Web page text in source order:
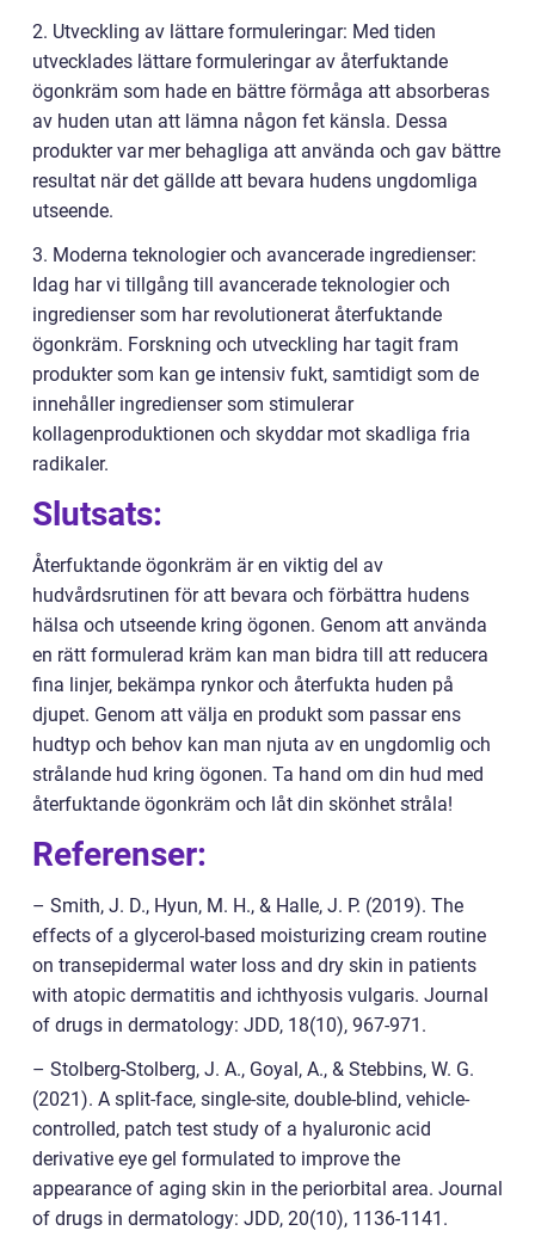
2. Utveckling av lättare formuleringar: Med tiden
utvecklades lättare formuleringar av återfuktande
ögonkräm som hade en bättre förmåga att absorberas
av huden utan att lämna någon fet känsla. Dessa
produkter var mer behagliga att använda och gav bättre
resultat när det gällde att bevara hudens ungdomliga
utseende.
3. Moderna teknologier och avancerade ingredienser:
Idag har vi tillgång till avancerade teknologier och
ingredienser som har revolutionerat återfuktande
ögonkräm. Forskning och utveckling har tagit fram
produkter som kan ge intensiv fukt, samtidigt som de
innehåller ingredienser som stimulerar
kollagenproduktionen och skyddar mot skadliga fria
radikaler.
Slutsats:
Återfuktande ögonkräm är en viktig del av
hudvårdsrutinen för att bevara och förbättra hudens
hälsa och utseende kring ögonen. Genom att använda
en rätt formulerad kräm kan man bidra till att reducera
fina linjer, bekämpa rynkor och återfukta huden på
djupet. Genom att välja en produkt som passar ens
hudtyp och behov kan man njuta av en ungdomlig och
strålande hud kring ögonen. Ta hand om din hud med
återfuktande ögonkräm och låt din skönhet stråla!
Referenser:
– Smith, J. D., Hyun, M. H., & Halle, J. P. (2019). The
effects of a glycerol-based moisturizing cream routine
on transepidermal water loss and dry skin in patients
with atopic dermatitis and ichthyosis vulgaris. Journal
of drugs in dermatology: JDD, 18(10), 967-971.
– Stolberg-Stolberg, J. A., Goyal, A., & Stebbins, W. G.
(2021). A split-face, single-site, double-blind, vehicle-
controlled, patch test study of a hyaluronic acid
derivative eye gel formulated to improve the
appearance of aging skin in the periorbital area. Journal
of drugs in dermatology: JDD, 20(10), 1136-1141.